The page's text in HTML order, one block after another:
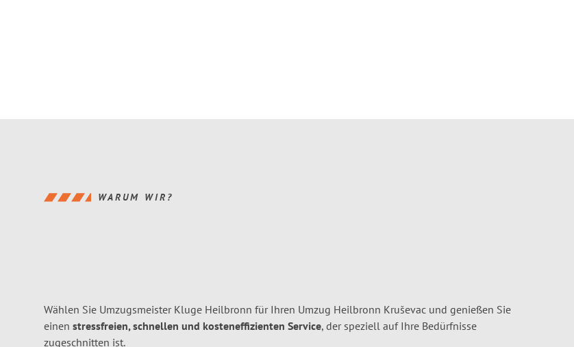
WARUM WIR?
Wählen Sie Umzugsmeister Kluge Heilbronn für Ihren Umzug Heilbronn Kruševac und genießen Sie
einen stressfreien, schnellen und kosteneffizienten Service, der speziell auf Ihre Bedürfnisse
zugeschnitten ist.